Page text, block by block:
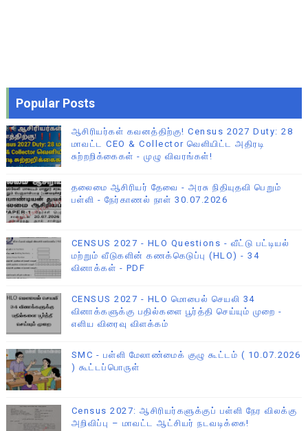
Popular Posts
ஆசிரியர்கள் கவனத்திற்கு! Census 2027 Duty: 28
மாவட்ட CEO & Collector வெளியிட்ட அதிரடி
சுற்றறிக்கைகள் - முழு விவரங்கள்!
தலைமை ஆசிரியர் தேவை - அரசு நிதியுதவி பெறும்
பள்ளி - நேர்காணல் நாள் 30.07.2026
CENSUS 2027 - HLO Questions - வீட்டு பட்டியல்
மற்றும் வீடுகளின் கணக்கெடுப்பு (HLO) - 34
வினாக்கள் - PDF
CENSUS 2027 - HLO மொபைல் செயலி 34
வினாக்களுக்கு பதில்களை பூர்த்தி செய்யும் முறை -
எளிய விரைவு விளக்கம்
SMC - பள்ளி மேலாண்மைக் குழு கூட்டம் ( 10.07.2026
) கூட்டப்பொருள்
Census 2027: ஆசிரியர்களுக்குப் பள்ளி நேர விலக்கு
அறிவிப்பு – மாவட்ட ஆட்சியர் நடவடிக்கை!